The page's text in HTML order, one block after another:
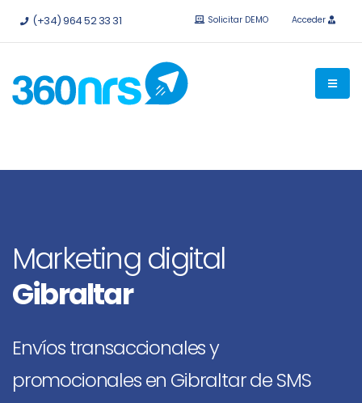
Pruébalo gratis sin compromiso. API e integraciones
(+34) 964 52 33 31 Solicitar DEMO Acceder
Marketing digital
Gibraltar
Envíos transaccionales y
promocionales en Gibraltar de SMS